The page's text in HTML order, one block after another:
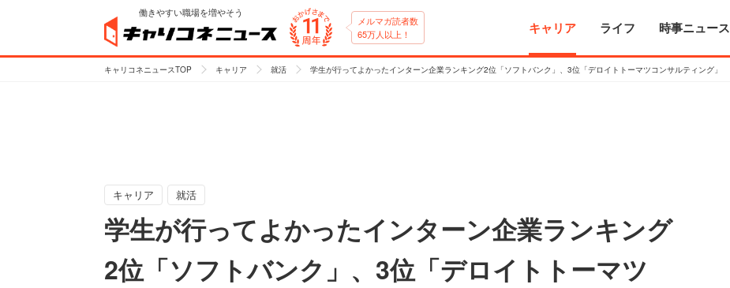
働きやすい職場を増やそう
メルマガ読者数
65万人以上！
キャリア ライフ 時事ニュース
キャリコネニュースTOP キャリア 就活 学生が行ってよかったインターン企業ランキング2位「ソフトバンク」、3位「デロイトトーマツコンサルティング」
キャリア 就活
学生が行ってよかったインターン企業ランキング
2位「ソフトバンク」、3位「デロイトトーマツ